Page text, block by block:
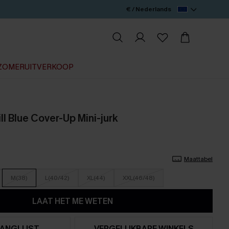
€ / Nederlands
Blue Cover-Up Mini-jurk
Maattabel
M(38) L(40/42) XL(44) XXL(46/48)
LAAT HET ME WETEN